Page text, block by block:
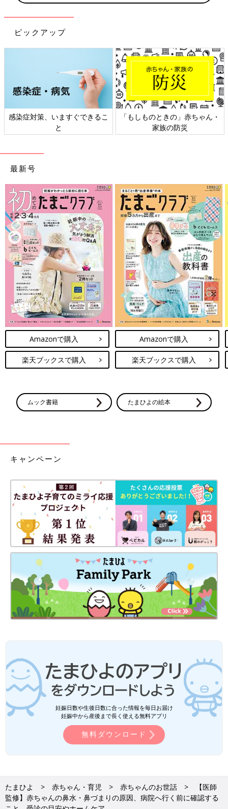
ピックアップ
ものときの」赤ちゃん・
日本外来小児科学会リーフレッ
ト検討会
六星
最新号
Amazonで購入
楽天ブックスで購入
Amazonで購入
楽天ブックスで購入
ムック書籍 たまひよの絵本
キャンペーン
妊娠日数や生後日数に合った情報を毎日お届け
妊娠中から産後まで長く使える無料アプリ
無料ダウンロード
たまひよ 赤ちゃん・育児 赤ちゃんのお世話
【医師
監修】赤ちゃんの鼻水・鼻づまりの原因、病院へ行く前に確認する